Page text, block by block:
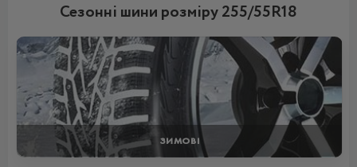
Сезонні шини розміру 255/55R18
ЗИМОВІ